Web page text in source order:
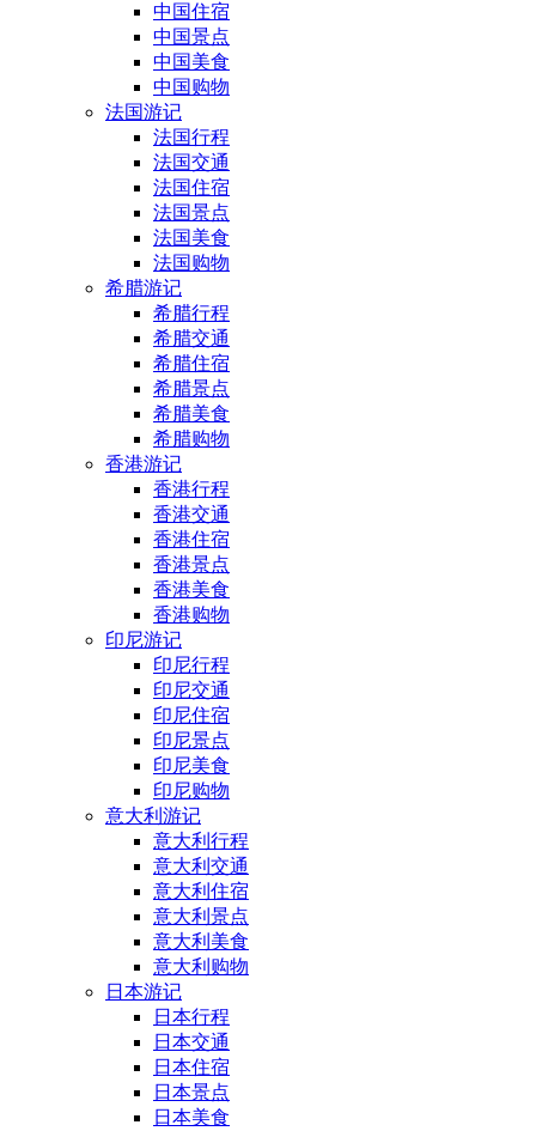
中国住宿
中国景点
中国美食
中国购物
法国游记
法国行程
法国交通
法国住宿
法国景点
法国美食
法国购物
希腊游记
希腊行程
希腊交通
希腊住宿
希腊景点
希腊美食
希腊购物
香港游记
香港行程
香港交通
香港住宿
香港景点
香港美食
香港购物
印尼游记
印尼行程
印尼交通
印尼住宿
印尼景点
印尼美食
印尼购物
意大利游记
意大利行程
意大利交通
意大利住宿
意大利景点
意大利美食
意大利购物
日本游记
日本行程
日本交通
日本住宿
日本景点
日本美食